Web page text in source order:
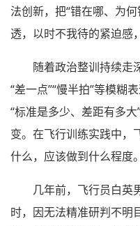
法创新，把“错在哪、为
透，以时不我待的紧迫感
随着政治整训持续走
“差一点”“慢半拍”等模糊
“标准是多少、差距有多
变。在飞行训练实践中，
什么，应该做到什么程度。
几年前，飞行员白英
时，因无法精准研判不明